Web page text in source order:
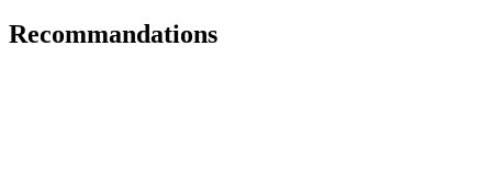
Recommandations